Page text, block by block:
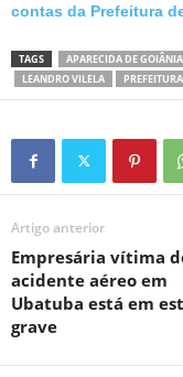
contas da Prefeitura
TAGS APARECIDA DE GOIÂNIA
LEANDRO VILELA
Artigo anterior
Empresária vítima
acidente aéreo em
Ubatuba está em
grave